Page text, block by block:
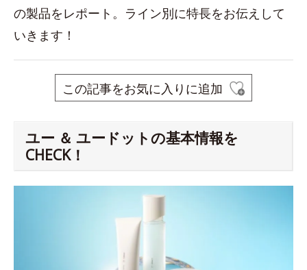
の製品をレポート。ライン別に特長をお伝えして
いきます！
この記事をお気に入りに追加
ユー ＆ ユードットの基本情報を
CHECK！